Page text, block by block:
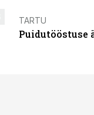
TARTU
Puidutööstuse